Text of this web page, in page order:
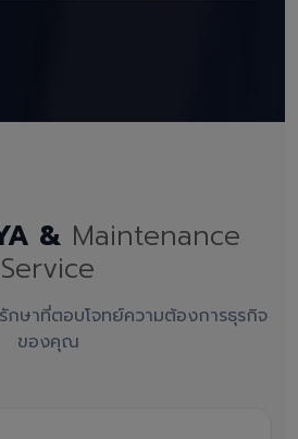
& Maintenance
Service
กษาที่ตอบโจทย์ความต้องการธุรกิจ
ของคุณ